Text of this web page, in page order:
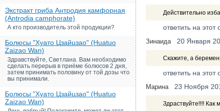
Экстракт гриба Антродия камфорная
(Antrodia camphorate)
А кто производитель этой продукции?
Болюсы "Хуато Цзайцзао" (Huatuo
Zaizao Wan)
Здравствуйте, Светлана. Вам необходимо
сделать перерыв в приёме болюсов 2 дня,
затем принимать половину от той дозы что
вы принимали.
Болюсы "Хуато Цзайцзао" (Huatuo
Zaizao Wan)
Действительно
ответить на этот
Зинаида 20 Января
Скажите, а
ответить на этот
Марина 23 Ноября
Здраствуйте!!!! Как